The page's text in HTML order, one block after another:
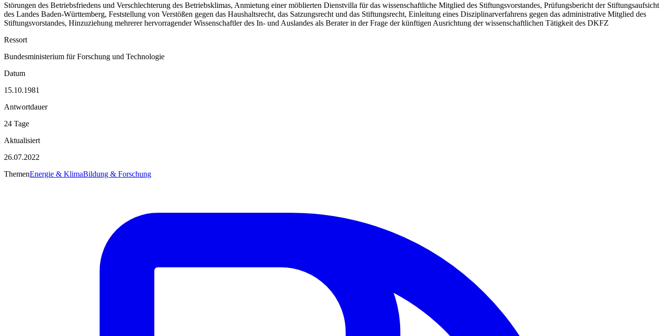
Störungen des Betriebsfriedens und Verschlechterung des Betriebsklimas, Anmietung einer möblierten Dienstvilla für das wissenschaftliche Mitglied des Stiftungsvorstandes, Prüfungsbericht der Stiftungsaufsicht
des Landes Baden-Württemberg, Feststellung von Verstößen gegen das Haushaltsrecht, das Satzungsrecht und das Stiftungsrecht, Einleitung eines Disziplinarverfahrens gegen das administrative Mitglied des
Stiftungsvorstandes, Hinzuziehung mehrerer hervorragender Wissenschaftler des In- und Auslandes als Berater in der Frage der künftigen Ausrichtung der wissenschaftlichen Tätigkeit des DKFZ
Ressort
Bundesministerium für Forschung und Technologie
Datum
15.10.1981
Antwortdauer
24 Tage
Aktualisiert
26.07.2022
ThemenEnergie & KlimaBildung & Forschung